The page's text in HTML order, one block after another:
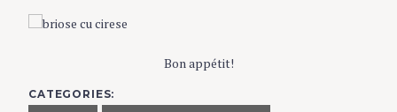
Bon appétit!
CATEGORIES